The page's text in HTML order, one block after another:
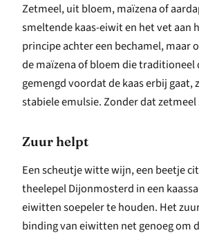
Zetmeel, uit bloem, maïzena of
smeltende kaas-eiwit en het vet aan
principe achter een bechamel, maar
de maïzena of bloem die
gemengd voordat de kaas erbij gaat,
stabiele emulsie. Zonder dat
Zuur helpt
Een scheutje witte wijn, een beetje
theelepel Dijonmosterd in een
eiwitten soepeler te houden. Het
binding van eiwitten net genoeg om